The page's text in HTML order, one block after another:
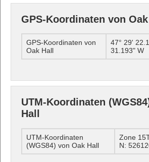
GPS-Koordinaten von Oak
GPS-Koordinaten von
Oak Hall
47° 29'
31.193" W
UTM-Koordinaten
Hall
UTM-Koordinaten
(WGS84) von Oak Hall
Zone
N: